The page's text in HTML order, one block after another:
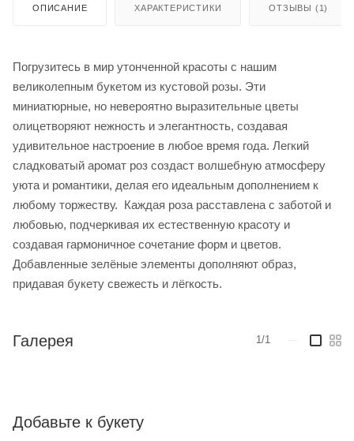
ОПИСАНИЕ ХАРАКТЕРИСТИКИ ОТЗЫВЫ (1)
Погрузитесь в мир утонченной красоты с нашим
великолепным букетом из кустовой розы. Эти
миниатюрные, но невероятно выразительные цветы
олицетворяют нежность и элегантность, создавая
удивительное настроение в любое время года. Легкий
сладковатый аромат роз создаст волшебную атмосферу
уюта и романтики, делая его идеальным дополнением к
любому торжеству. Каждая роза расставлена с заботой и
любовью, подчеркивая их естественную красоту и
создавая гармоничное сочетание форм и цветов.
Добавленные зелёные элементы дополняют образ,
придавая букету свежесть и лёгкость.
Галерея 1/1
Добавьте к букету